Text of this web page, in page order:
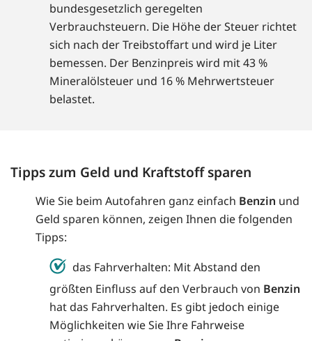
bundesgesetzlich geregelten
Verbrauchsteuern. Die Höhe der Steuer richtet
sich nach der Treibstoffart und wird je Liter
bemessen. Der Benzinpreis wird mit 43 %
Mineralölsteuer und 16 % Mehrwertsteuer
belastet.
Tipps zum Geld und Kraftstoff sparen
Wie Sie beim Autofahren ganz einfach Benzin und
Geld sparen können, zeigen Ihnen die folgenden
Tipps:
das Fahrverhalten: Mit Abstand den
größten Einfluss auf den Verbrauch von Benzin
hat das Fahrverhalten. Es gibt jedoch einige
Möglichkeiten wie Sie Ihre Fahrweise